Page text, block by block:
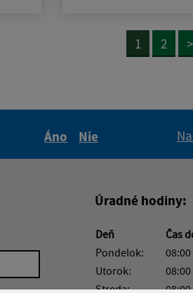
1 2 >
Áno
Nie
Úradné hodiny:
Deň Čas
Pondelok:
Utorok:
Streda: